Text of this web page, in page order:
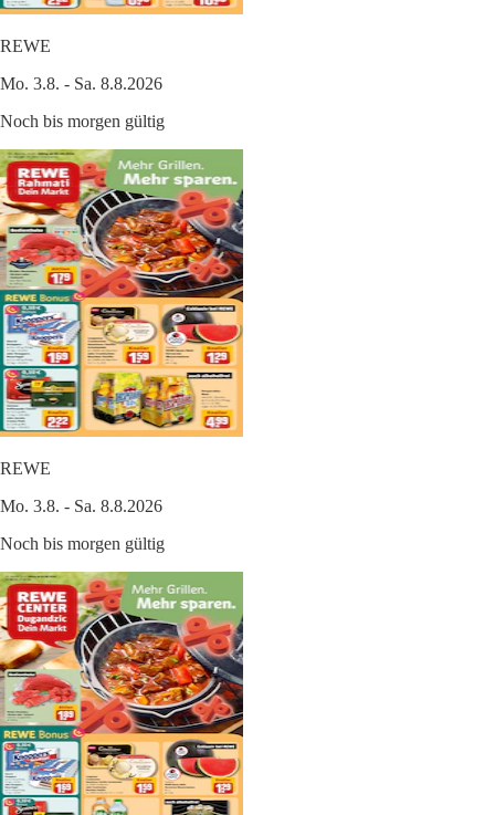
REWE
Mo. 3.8. - Sa. 8.8.2026
Noch bis morgen gültig
REWE
Mo. 3.8. - Sa. 8.8.2026
Noch bis morgen gültig